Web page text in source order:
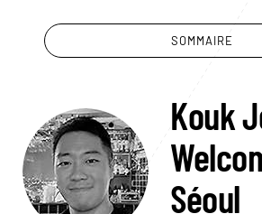
SOMMAIRE
Kouk
Séoul